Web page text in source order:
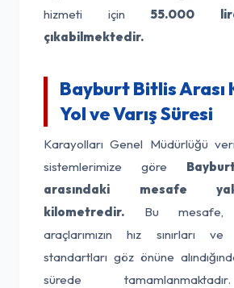
hizmeti için 55.000
çıkabilmektedir.
Bayburt Bitlis Arası
Yol ve Varış Süresi
Karayolları Genel Müdürlüğü
sistemlerimize göre
arasındaki mesafe
kilometredir. Bu mesafe,
araçlarımızın hız sınırları
standartları göz önüne
sürede